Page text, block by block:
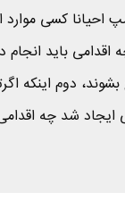
احیانا کسی موارد
اقدامی باید
بشوند، دوم اینکه
شد چه اقدامی